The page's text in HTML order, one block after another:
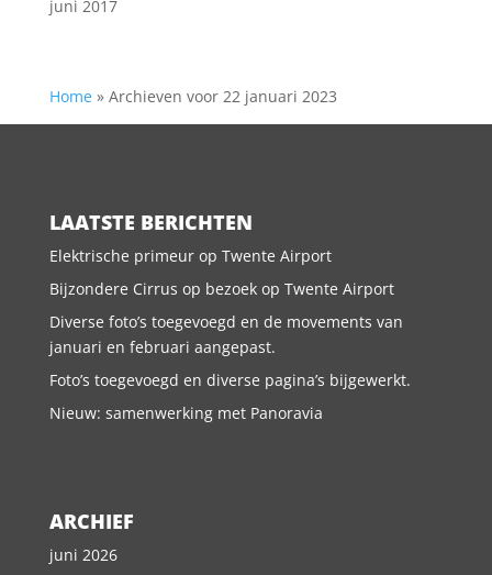
juni 2017
Home» Archieven voor 22 januari 2023
LAATSTE BERICHTEN
Elektrische primeur op Twente Airport
Bijzondere Cirrus op bezoek op Twente Airport
Diverse foto’s toegevoegd en de movements van
januari en februari aangepast.
Foto’s toegevoegd en diverse pagina’s bijgewerkt.
Nieuw: samenwerking met Panoravia
ARCHIEF
juni 2026